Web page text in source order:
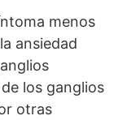
menos
ansiedad
los ganglios
otras